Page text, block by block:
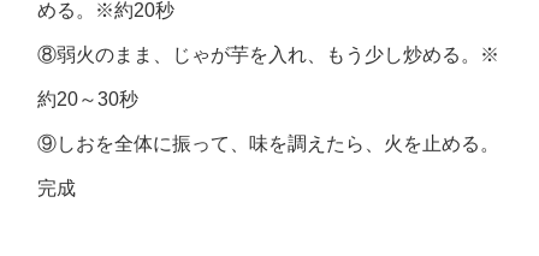
める。※約20秒
⑧弱火のまま、じゃが芋を入れ、もう少し炒める。※
約20～30秒
⑨しおを全体に振って、味を調えたら、火を止める。
完成